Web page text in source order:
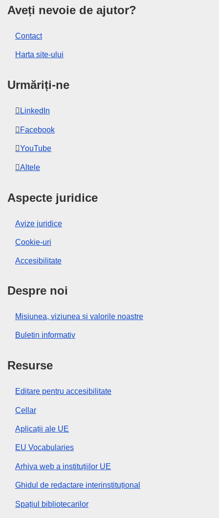
Aveți nevoie de ajutor?
Contact
Harta site-ului
Urmăriți-ne
LinkedIn
Facebook
YouTube
Altele
Aspecte juridice
Avize juridice
Cookie-uri
Accesibilitate
Despre noi
Misiunea, viziunea și valorile noastre
Buletin informativ
Resurse
Editare pentru accesibilitate
Cellar
Aplicații ale UE
EU Vocabularies
Arhiva web a instituțiilor UE
Ghidul de redactare interinstituțional
Spațiul bibliotecarilor